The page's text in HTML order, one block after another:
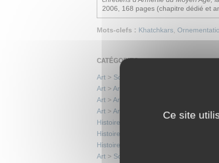
2006, 168 pages (chapitre dédié et
Mots-clefs : Khatchkars
CATÉGORIES
Art > Sculpture, dont Khatchkars
Art >Architecture
Art >Arts décoratifs, dont le tapis
Art >Arts graphiques
Histoire
Histoire
Histoire
Art > Sculpture, dont Khatchkars
Ce site